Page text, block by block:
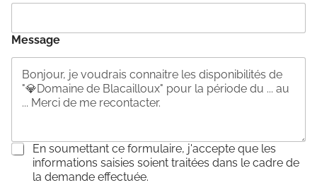
Message
C
En soumettant ce formulaire, j'accepte que les
informations saisies soient traitées dans le cadre de
la demande effectuée.